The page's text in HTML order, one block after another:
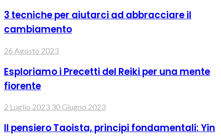
3 tecniche per aiutarci ad abbracciare il
cambiamento
26 Agosto 2023
Esploriamo i Precetti del Reiki per una mente
fiorente
2 Luglio 2023 30 Giugno 2023
Il pensiero Taoista, principi fondamentali: Yin